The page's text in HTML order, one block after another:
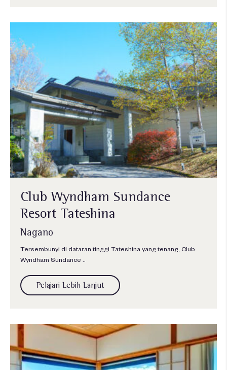
Club Wyndham Sundance
Resort Tateshina
Nagano
Tersembunyi di dataran tinggi Tateshina yang tenang, Club
Wyndham Sundance ..
Pelajari Lebih Lanjut